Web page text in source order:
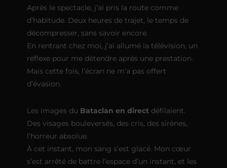
Après le spectacle, j’ai pris la route comme
d’habitude. Deux heures de trajet, le temps de
décompresser, sans savoir encore.
En rentrant chez moi, j’ai allumé la télévision, un
réflexe pour me détendre après une prestation.
Mais cette fois, l’écran ne m’a pas offert
d’évasion.
Les images du Bataclan en directdéfilaient.
Des visages bouleversés, des cris, des sirènes,
l’horreur absolue.
À cet instant, mon sang s’est glacé. Mon cœur
s’est arrêté de battre l’espace d’un instant, et les